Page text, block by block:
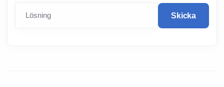
Lösning Skicka